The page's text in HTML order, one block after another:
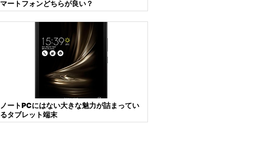
マートフォンどちらが良い？
ノートPCにはない大きな魅力が詰まってい
るタブレット端末